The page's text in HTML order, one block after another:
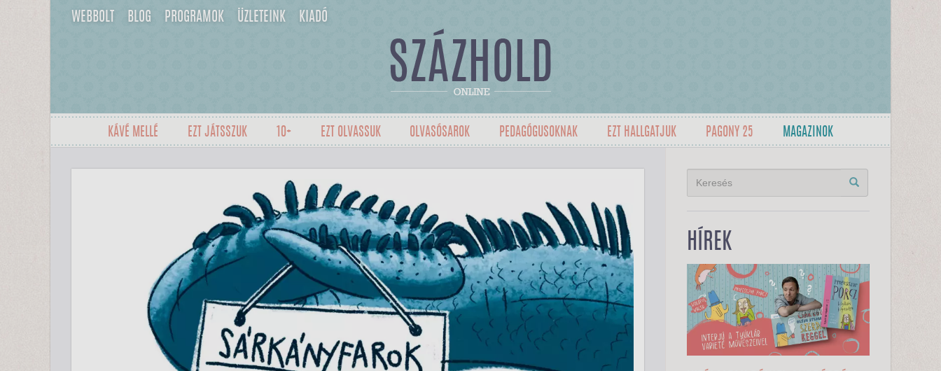
WEBBOLT BLOG PROGRAMOK ÜZLETEINK KIADÓ
KÁVÉ MELLÉ EZT JÁTSSZUK 10+ EZT OLVASSUK OLVASÓSAROK PEDAGÓGUSOKNAK EZT HALLGATJUK PAGONY 25 MAGAZINOK
HÍREK